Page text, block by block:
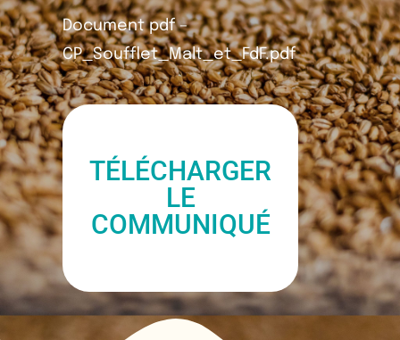
Document pdf –
CP_Soufflet_Malt_et_FdF.pdf
TÉLÉCHARGER
LE
COMMUNIQUÉ